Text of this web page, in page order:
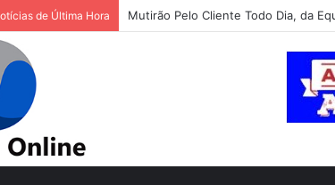
de Última Hora Mutirão Pelo Cliente Todo Dia, da